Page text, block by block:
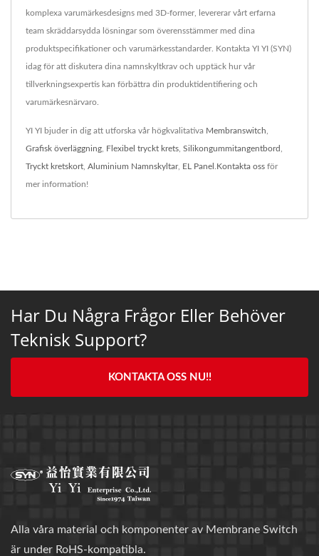
komplexa varumärkesdesigns med 3D-former, levererar vårt erfarna
team skräddarsydda lösningar som överensstämmer med dina
produktspecifikationer och varumärkesstandarder. Kontakta YI YI (SYN)
idag för att diskutera dina namnskyltkrav och upptäck hur vår
tillverkningsexpertis kan förbättra din produktidentifiering och
varumärkesnärvaro.
YI YI bjuder in dig att utforska vår högkvalitativa Membranswitch
Grafisk överläggning Flexibel tryckt krets Silikongummitangentbord
Tryckt kretskort Aluminium Namnskyltar, EL Panel Kontakta oss för
mer information!
Har Du Några Frågor Eller Behöver
Teknisk Support?
KONTAKTA OSS NU!!
Alla våra material och komponenter av Membrane Switch
är under RoHS-kompatibla.